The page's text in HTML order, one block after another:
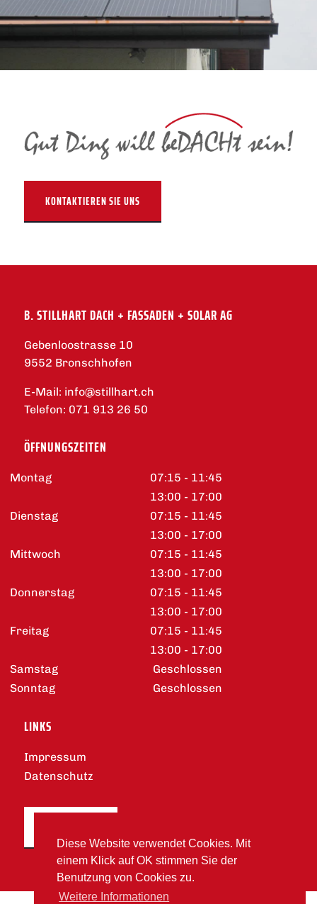
Diese Website verwendet Cookies. Mit
einem Klick auf OK stimmen Sie der
Benutzung von Cookies zu.
Weitere Informationen
KONTAKTIEREN SIE UNS
B. STILLHART DACH + FASSADEN + SOLAR AG
Gebenloostrasse 10
9552 Bronschhofen
E-Mail: info@stillhart.ch
Telefon: 071 913 26 50
ÖFFNUNGSZEITEN
Montag
07:15 - 11:45
13:00 - 17:00
Dienstag
07:15 - 11:45
13:00 - 17:00
Mittwoch
07:15 - 11:45
13:00 - 17:00
Donnerstag
07:15 - 11:45
13:00 - 17:00
Freitag
07:15 - 11:45
13:00 - 17:00
Samstag
Geschlossen
Sonntag
Geschlossen
LINKS
Impressum
Datenschutz